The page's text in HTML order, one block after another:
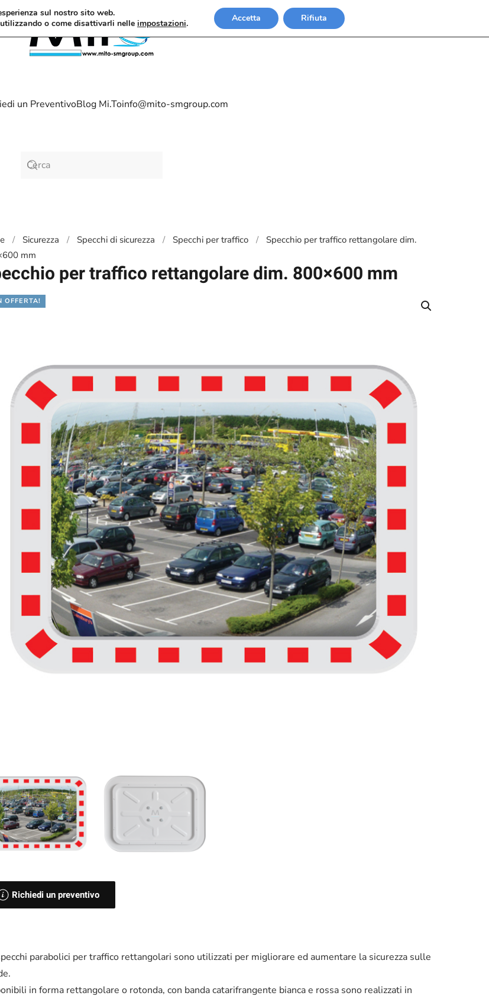
un PreventivoBlog Mi.Toinfo@mito-smgroup.com
Sicurezza Specchi di sicurezza Specchi per traffico
Specchio per traffico rettangolare dim.
mm
per traffico rettangolare dim. 800×600 mm
OFFERTA!
Richiedi un preventivo
parabolici per traffico rettangolari sono utilizzati per migliorare ed aumentare la sicurezza sulle
in forma rettangolare o rotonda, con banda catarifrangente bianca e rossa sono realizzati in
sul nostro sito web.
o come disattivarli nelle impostazioni. Accetta Rifiuta